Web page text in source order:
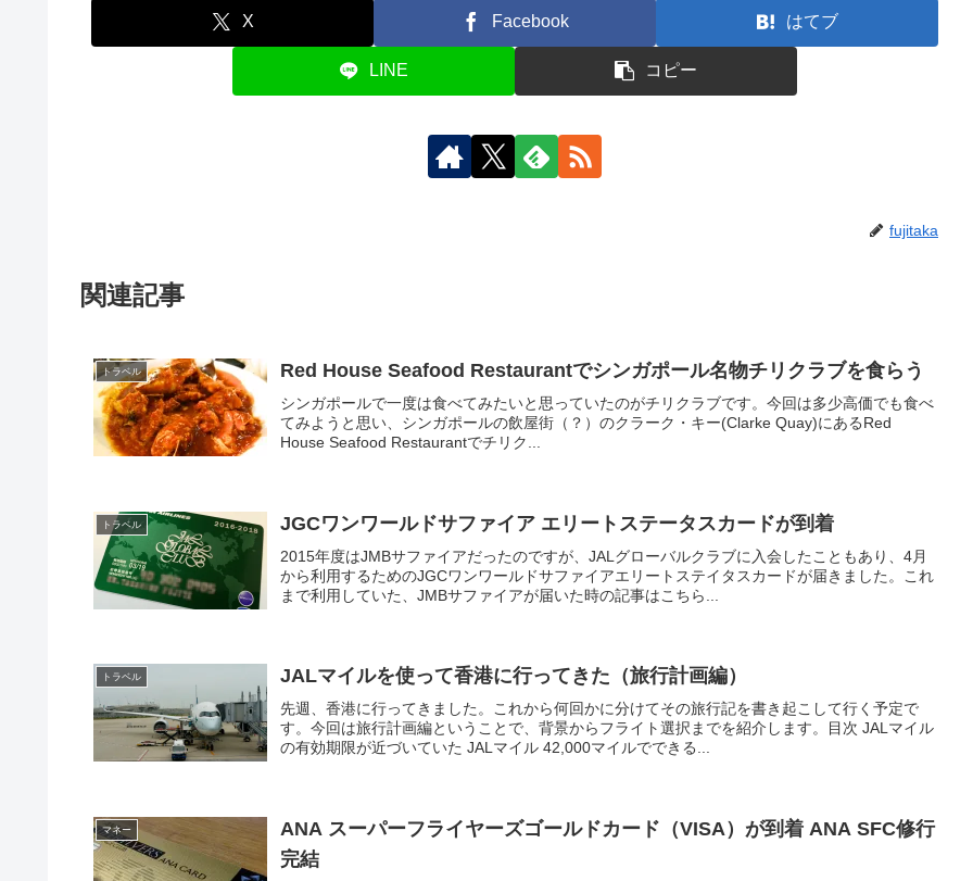
X Facebook はてブ
LINE コピー
fujitaka
関連記事
トラベル Red House Seafood Restaurantでシンガポール名物チリクラブを食らう
シンガポールで一度は食べてみたいと思っていたのがチリクラブです。今回は多少高価でも食べ
てみようと思い、シンガポールの飲屋街（？）のクラーク・キー(Clarke Quay)にあるRed
House Seafood Restaurantでチリク...
トラベル JGCワンワールドサファイア エリートステータスカードが到着
2015年度はJMBサファイアだったのですが、JALグローバルクラブに入会したこともあり、4月
から利用するためのJGCワンワールドサファイアエリートステイタスカードが届きました。これ
まで利用していた、JMBサファイアが届いた時の記事はこちら...
トラベル JALマイルを使って香港に行ってきた（旅行計画編）
先週、香港に行ってきました。これから何回かに分けてその旅行記を書き起こして行く予定で
す。今回は旅行計画編ということで、背景からフライト選択までを紹介します。目次 JALマイル
の有効期限が近づいていた JALマイル 42,000マイルでできる...
マネー
ANA スーパーフライヤーズゴールドカード（VISA）が到着 ANA SFC修行
完結